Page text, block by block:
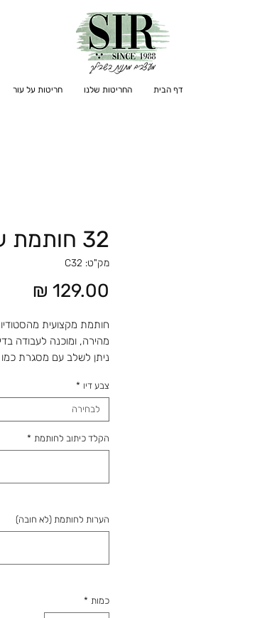
דף הבית החריטות שלנו חריטות על עור
32 חותמת עגולה
מק"ט: C32
חותמת מקצועית
מהירה, ומוכנה לעבודה
ניתן לשלב עם מסגרת
לוואטסאפ
0544705048
סקיצה תשלח לאישור
צבע דיו *
לבחירה
הקלד כיתוב לחותמת *
הערות לחותמת (לא חובה)
כמות *